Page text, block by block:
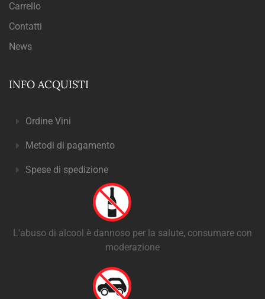
Carrello
Contatti
News
INFO ACQUISTI
Ordine Vini
Metodi di pagamento
Spese di spedizione
L'abuso di alcool è dannoso per la salute, consumare con
moderazione